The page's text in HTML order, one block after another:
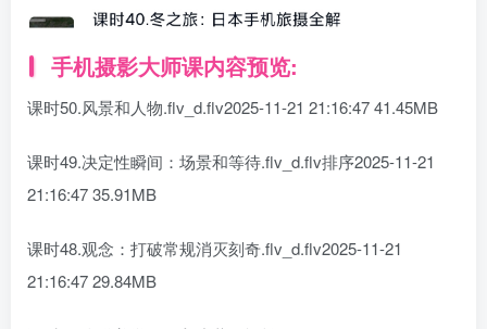
手机摄影大师课内容预览:
课时50.风景和人物.flv_d.flv2025-11-21 21:16:47 41.45MB
课时49.决定性瞬间：场景和等待.flv_d.flv排序2025-11-21
21:16:47 35.91MB
课时48.观念：打破常规消灭刻奇.flv_d.flv2025-11-21
21:16:47 29.84MB